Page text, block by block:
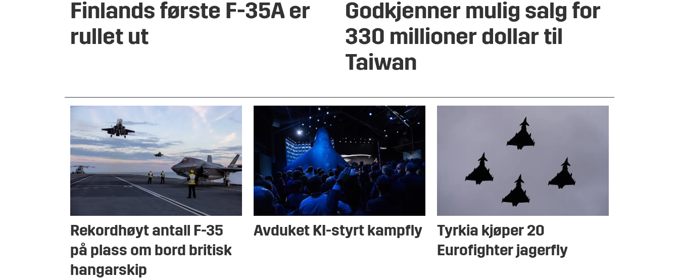
Finlands første F-35A er
rullet ut
Godkjenner mulig salg for
330 millioner dollar til
Taiwan
Rekordhøyt antall F-35
på plass om bord britisk
hangarskip
Avduket KI-styrt kampfly
Tyrkia kjøper 20
Eurofighter jagerfly